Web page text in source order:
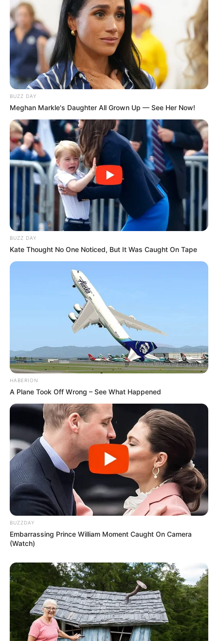
Mamãe tagarela
Flores
Flores naturais ou artificiais deixam o ambiente
mais colorido e divertido. Se você quiser algo
mais sóbrio, opte por flores de uma cor só ou por
folhagens e suculentas.
BUZZ DAY
Meghan Markle's Daughter All Grown Up — See Her Now!
BUZZ DAY
Kate Thought No One Noticed, But It Was Caught On Tape
HABERION
A Plane Took Off Wrong – See What Happened
BUZZDAY
Embarrassing Prince William Moment Caught On Camera
(Watch)